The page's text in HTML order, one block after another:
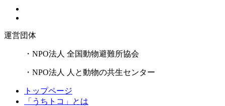
運営団体
・NPO法人 全国動物避難所協会
・NPO法人 人と動物の共生センター
トップページ
「うちトコ」とは